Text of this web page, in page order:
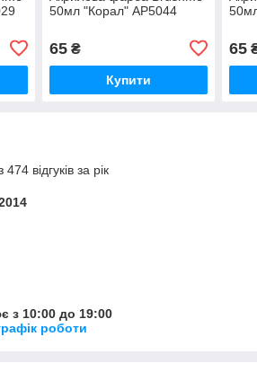
50мл "Корал" AP5044
65₴
Купити
65
відгуків за рік
з 10:00 до 19:00
роботи